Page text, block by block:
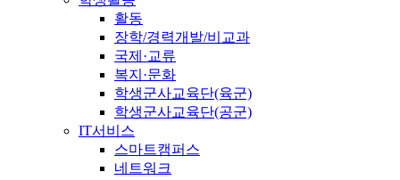
활동
장학/경력개발/비교과
국제·교류
복지·문화
학생군사교육단(육군)
학생군사교육단(공군)
IT서비스
스마트캠퍼스
네트워크